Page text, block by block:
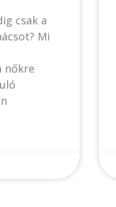
csak a
Mi
nőkre